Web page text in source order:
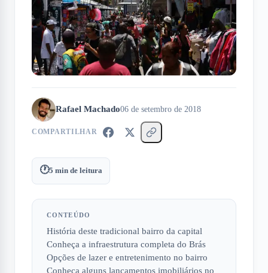
Rafael Machado06 de setembro de 2018
COMPARTILHAR
🕐5 min de leitura
CONTEÚDO
História deste tradicional bairro da capital
Conheça a infraestrutura completa do Brás
Opções de lazer e entretenimento no bairro
Conheça alguns lançamentos imobiliários no